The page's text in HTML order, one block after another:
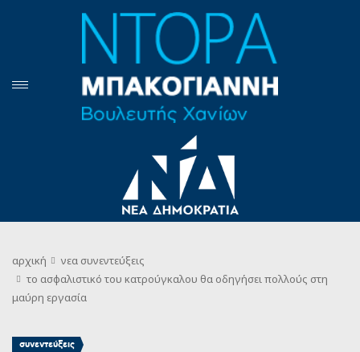
αρχική νεα συνεντεύξεις
το ασφαλιστικό του κατρούγκαλου θα οδηγήσει πολλούς στη
μαύρη εργασία
συνεντεύξεις